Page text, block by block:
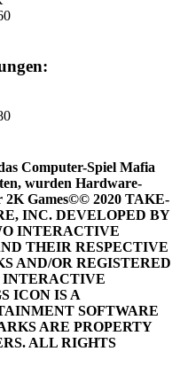
Computer-Spiel Mafia
wurden Hardware-
2K Games©© 2020 TAKE-
INC. DEVELOPED BY
INTERACTIVE
THEIR RESPECTIVE
AND/OR REGISTERED
INTERACTIVE
ICON IS A
SOFTWARE
ARE PROPERTY
ALL RIGHTS